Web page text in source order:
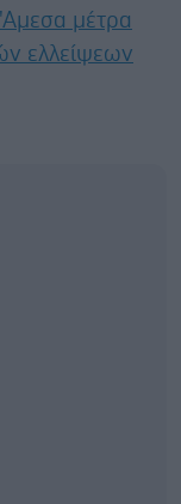
μέτρα
ελλείψεων